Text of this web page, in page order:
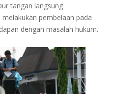
tangan langsung
pembelaan pada
dengan masalah hukum.